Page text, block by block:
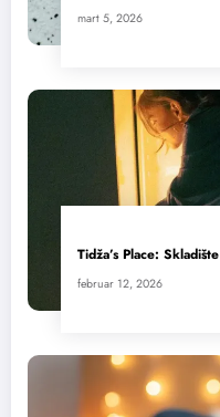
mart 5, 2026
Tidža’s Place: Skladište
februar 12, 2026